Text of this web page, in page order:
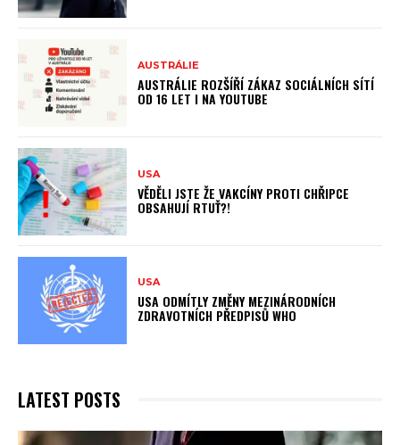
AUSTRÁLIE
AUSTRÁLIE ROZŠÍŘÍ ZÁKAZ SOCIÁLNÍCH SÍTÍ
OD 16 LET I NA YOUTUBE
USA
VĚDĚLI JSTE ŽE VAKCÍNY PROTI CHŘIPCE
OBSAHUJÍ RTUŤ?!
USA
USA ODMÍTLY ZMĚNY MEZINÁRODNÍCH
ZDRAVOTNÍCH PŘEDPISŮ WHO
LATEST POSTS